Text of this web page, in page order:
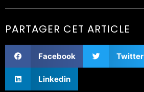
PARTAGER CET ARTICLE
Facebook Twitter
Linkedin